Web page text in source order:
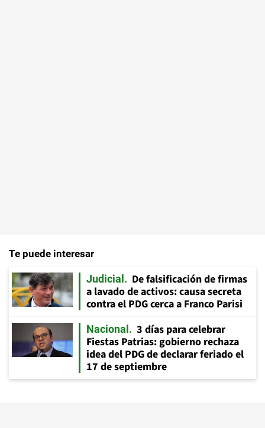
Te puede interesar
Judicial
De falsificación de firmas
a lavado de activos: causa secreta
contra el PDG cerca a Franco Parisi
Nacional
3 días para celebrar
Fiestas Patrias: gobierno rechaza
idea del PDG de declarar feriado el
17 de septiembre